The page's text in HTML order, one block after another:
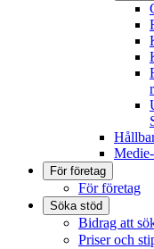
För företag
För företag
Söka stöd
Bidrag att
Priser och